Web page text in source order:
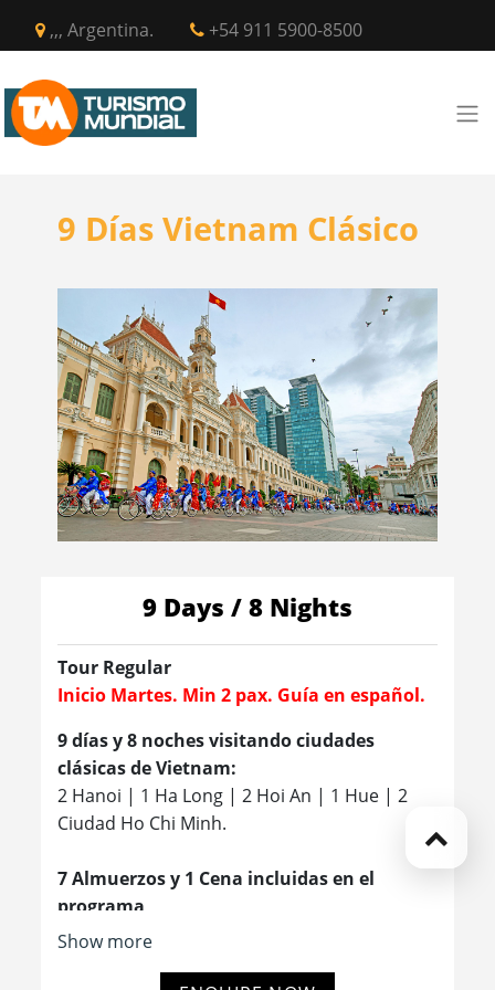
,,, Argentina. +54 911 5900-8500
9 Días Vietnam Clásico
9 Days / 8 Nights
Tour Regular
Inicio Martes. Min 2 pax. Guía en español.
9 días y 8 noches visitando ciudades
clásicas de Vietnam:
2 Hanoi | 1 Ha Long | 2 Hoi An | 1 Hue | 2
Ciudad Ho Chi Minh.
7 Almuerzos y 1 Cena incluidas en el
programa
Show more